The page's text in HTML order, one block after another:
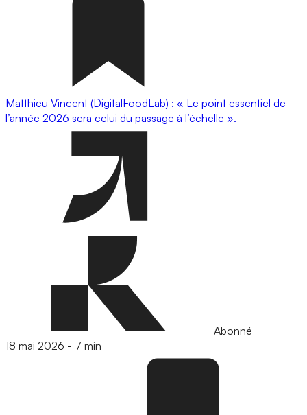
Matthieu Vincent (DigitalFoodLab) : « Le point essentiel de
l’année 2026 sera celui du passage à l’échelle ».
Abonné
18 mai 2026 - 7 min